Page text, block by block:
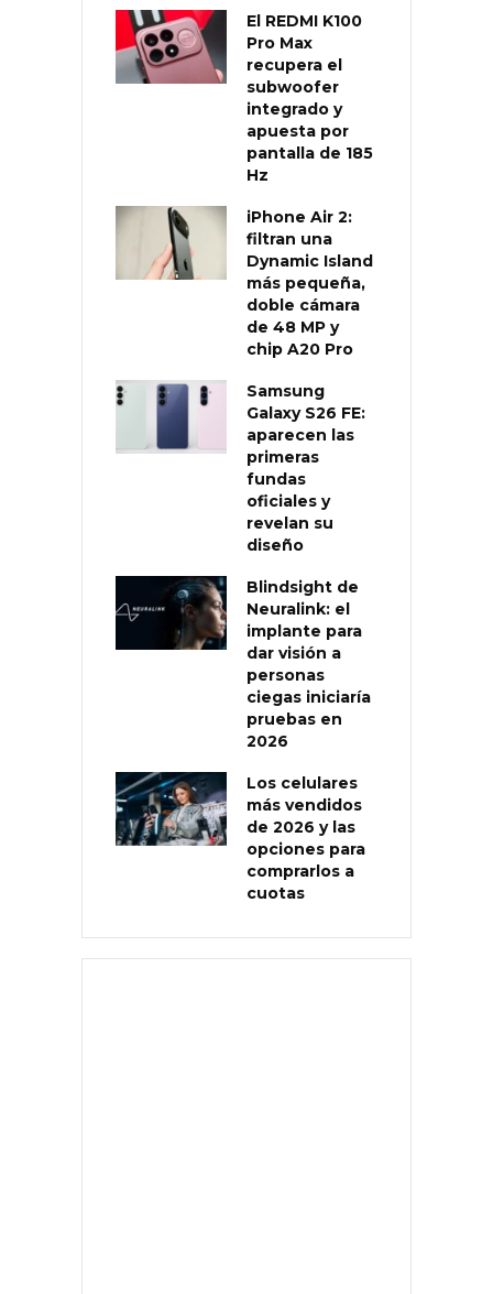
El REDMI K100
Pro Max
recupera el
subwoofer
integrado y
apuesta por
pantalla de 185
Hz
iPhone Air 2:
filtran una
Dynamic Island
más pequeña,
doble cámara
de 48 MP y
chip A20 Pro
Samsung
Galaxy S26 FE:
aparecen las
primeras
fundas
oficiales y
revelan su
diseño
Blindsight de
Neuralink: el
implante para
dar visión a
personas
ciegas iniciaría
pruebas en
2026
Los celulares
más vendidos
de 2026 y las
opciones para
comprarlos a
cuotas